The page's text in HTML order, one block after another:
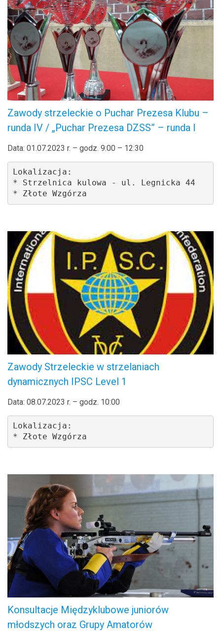
Zawody strzeleckie o Puchar Prezesa Klubu –
runda IV / „Puchar Prezesa DZSS” – runda I
Data: 01.07.2023 r. – godz. 9:00 – 12:30
Lokalizacja:
* Strzelnica kulowa - ul. Legnicka 44
* Złote Wzgórza
Zawody Strzeleckie w strzelaniach
dynamicznych IPSC Level 1
Data: 08.07.2023 r. – godz. 10:00
Lokalizacja:
* Złote Wzgórza
Konsultacje Międzyklubowe juniorów
młodszych oraz Grupy Amatorów